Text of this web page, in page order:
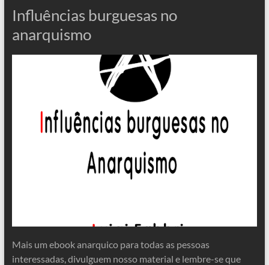
Influências burguesas no
anarquismo
Mais um ebook anarquico para todas as pessoas
interessadas, divulguem nosso material e lembre-se que